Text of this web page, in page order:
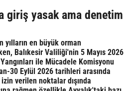
giriş yasak ama denetim
yılların en büyük orman
Balıkesir Valiliği'nin 5 Mayıs 2026
ile Mücadele Komisyonu
30 Eylül 2026 tarihleri arasında
verilen noktalar dışında